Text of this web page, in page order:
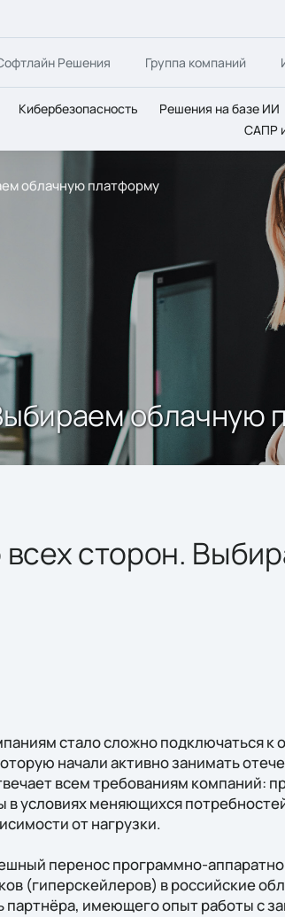
Решения Группа компаний
Кибербезопасность Решения на базе ИИ
САПР
облачную платформу
облачную
всех сторон.
стало сложно подключаться
начали активно занимать
всем требованиям компаний:
в условиях меняющихся
от нагрузки.
перенос программно-
(гиперскейлеров) в российские
партнёра, имеющего опыт работы с